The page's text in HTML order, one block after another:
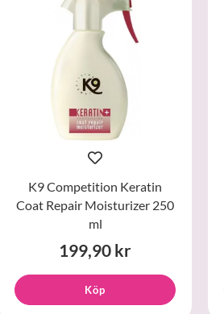
K9 Competition Keratin
Coat Repair Moisturizer 250
ml
199,90 kr
Köp